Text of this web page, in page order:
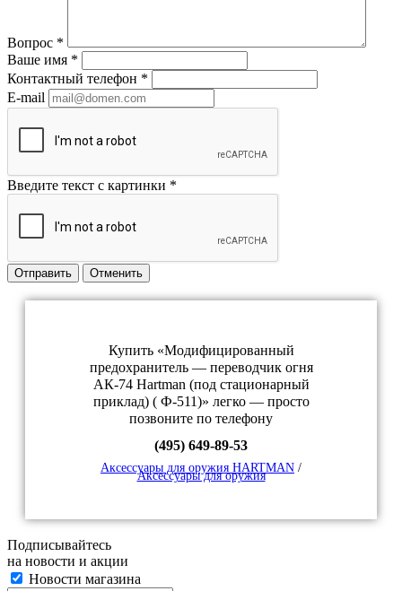
Вопрос *
Ваше имя *
Контактный телефон *
E-mail
Введите текст с картинки *
Отправить Отменить
Купить «Модифицированный
предохранитель — переводчик огня
АК-74 Hartman (под стационарный
приклад) ( Ф-511)» легко — просто
позвоните по телефону
(495) 649-89-53
Аксессуары для оружия HARTMAN /
Аксессуары для оружия
Подписывайтесь
на новости и акции
Новости магазина